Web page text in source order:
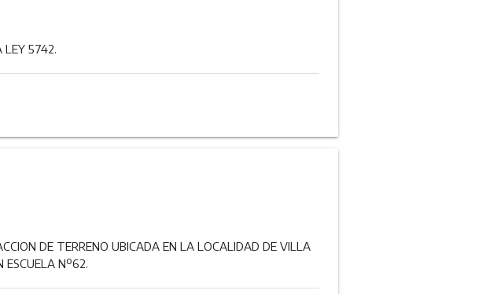
LEY 5742.
DE TERRENO UBICADA EN LA LOCALIDAD DE VILLA
Nº62.